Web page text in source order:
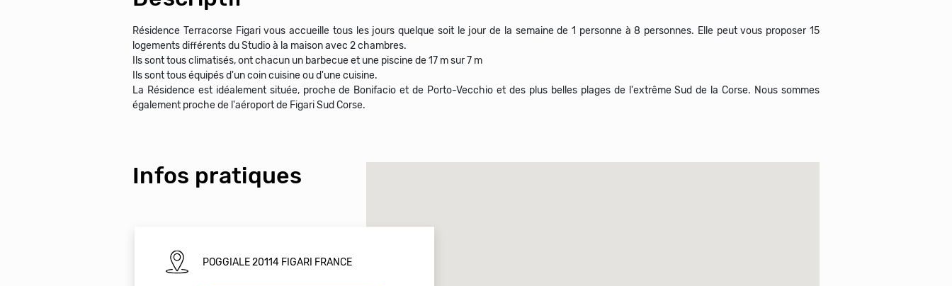
Résidence Terracorse Figari vous accueille tous les jours quelque soit le jour de la semaine de 1 personne à 8 personnes. Elle peut vous proposer 15
logements différents du Studio à la maison avec 2 chambres.
Ils sont tous climatisés, ont chacun un barbecue et une piscine de 17 m sur 7 m
Ils sont tous équipés d'un coin cuisine ou d'une cuisine.
La Résidence est idéalement située, proche de Bonifacio et de Porto-Vecchio et des plus belles plages de l'extrême Sud de la Corse. Nous sommes
également proche de l'aéroport de Figari Sud Corse.
Infos pratiques
POGGIALE 20114 FIGARI FRANCE